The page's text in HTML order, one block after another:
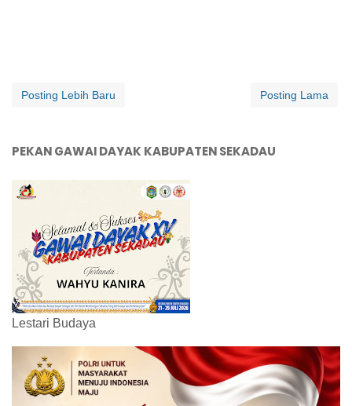
Posting Lebih Baru Posting Lama
PEKAN GAWAI DAYAK KABUPATEN SEKADAU
Lestari Budaya